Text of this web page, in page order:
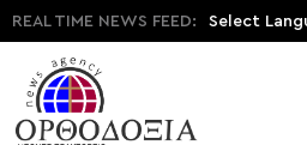
REAL TIME NEWS FEED: Select